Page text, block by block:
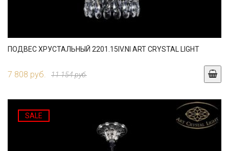
ПОДВЕС ХРУСТАЛЬНЫЙ 2201.15IV.NI ART CRYSTAL LIGHT
7 808 руб. 11 154 руб.
SALE